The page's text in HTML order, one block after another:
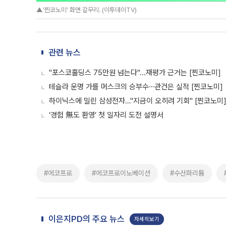
▲'찐코노미' 화면 갈무리. (이투데이TV)
관련 뉴스
"포스코홀딩스 75만원 넘는다"...재평가 근거는 [찐코노미]
테슬라 운명 가를 머스크의 승부수⋯관건은 실적 [찐코노미]
하이닉스에 밀린 삼성전자…"지금이 오히려 기회" [찐코노미]
‘경험 無도 환영’ 첫 일자리 도전 설명서
#에코프로 #에코프로이노베이션 #수산화리튬
이은지PD의 주요 뉴스 자세히보기